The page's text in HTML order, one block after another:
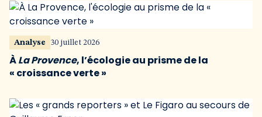
Analyse 30 juillet 2026
ÀLa Provence, l’écologie au prisme de la
« croissance verte »